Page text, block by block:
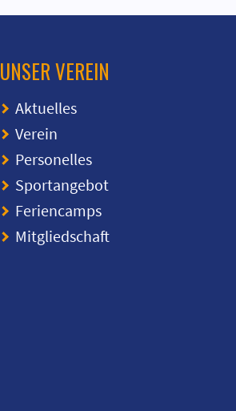
UNSER VEREIN
Aktuelles
Verein
Personelles
Sportangebot
Feriencamps
Mitgliedschaft